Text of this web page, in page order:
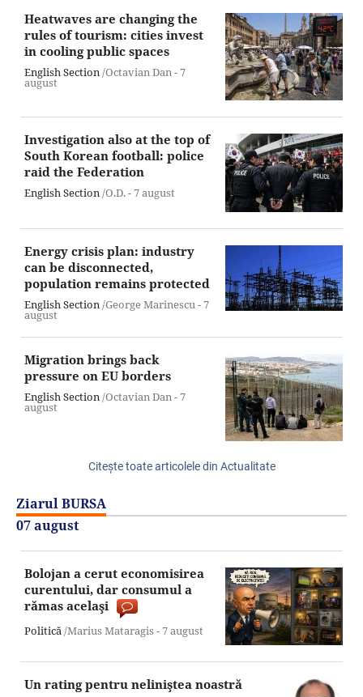
Heatwaves are changing the
rules of tourism: cities invest
in cooling public spaces
English Section /Octavian Dan -7
august
Investigation also at the top of
South Korean football: police
raid the Federation
English Section/O.D. -7 august
Energy crisis plan: industry
can be disconnected,
population remains protected
English Section /George Marinescu -7
august
Migration brings back
pressure on EU borders
English Section /Octavian Dan -7
august
Citeşte toate articolele din Actualitate
Ziarul BURSA
07 august
Bolojan a cerut economisirea
curentului, dar consumul a
rămas acelaşi
Politică /Marius Mataragis -7 august
Un rating pentru neliniştea noastră